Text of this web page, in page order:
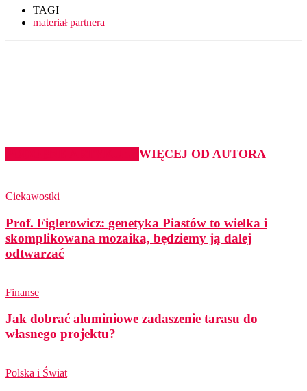
TAGI
materiał partnera
WIĘCEJ OD AUTORA
Ciekawostki
Prof. Figlerowicz: genetyka Piastów to wielka i
skomplikowana mozaika, będziemy ją dalej
odtwarzać
Finanse
Jak dobrać aluminiowe zadaszenie tarasu do
własnego projektu?
Polska i Świat